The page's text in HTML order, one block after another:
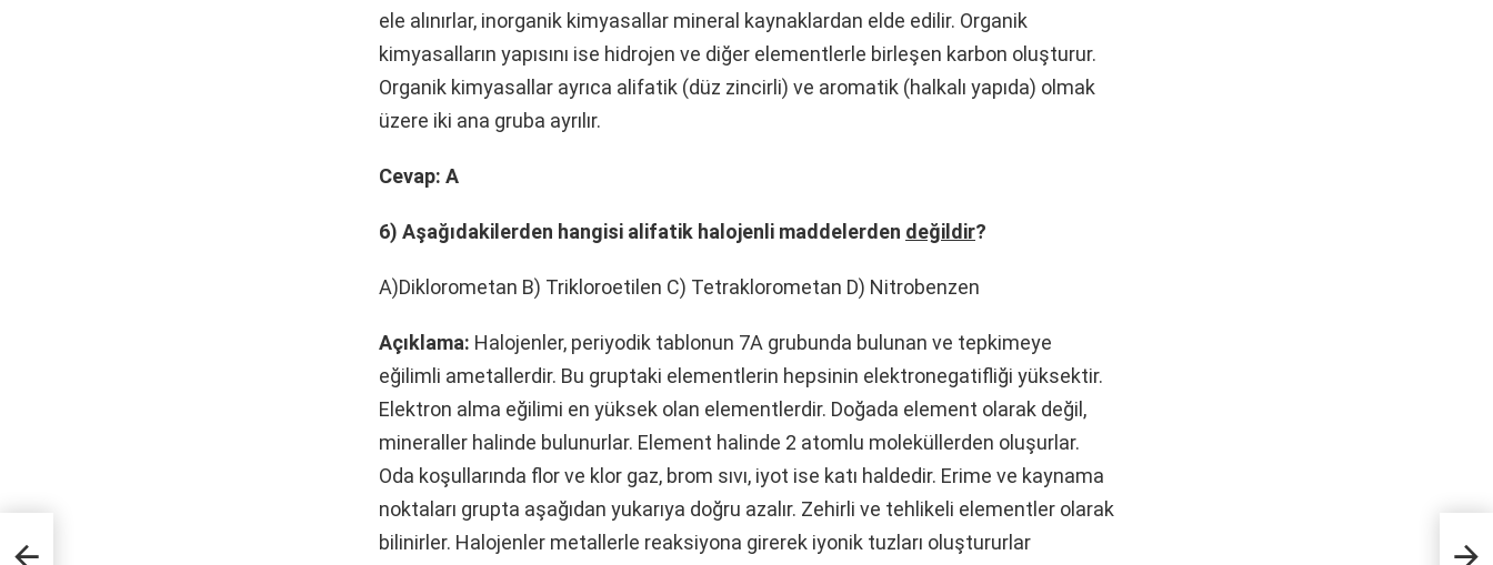
ele alınırlar, inorganik kimyasallar mineral kaynaklardan elde edilir. Organik
kimyasalların yapısını ise hidrojen ve diğer elementlerle birleşen karbon oluşturur.
Organik kimyasallar ayrıca alifatik (düz zincirli) ve aromatik (halkalı yapıda) olmak
üzere iki ana gruba ayrılır.
Cevap: A
6) Aşağıdakilerden hangisi alifatik halojenli maddelerden değildir?
A)Diklorometan B) Trikloroetilen C) Tetraklorometan D) Nitrobenzen
Açıklama: Halojenler, periyodik tablonun 7A grubunda bulunan ve tepkimeye
eğilimli ametallerdir. Bu gruptaki elementlerin hepsinin elektronegatifliği yüksektir.
Elektron alma eğilimi en yüksek olan elementlerdir. Doğada element olarak değil,
mineraller halinde bulunurlar. Element halinde 2 atomlu moleküllerden oluşurlar.
Oda koşullarında flor ve klor gaz, brom sıvı, iyot ise katı haldedir. Erime ve kaynama
noktaları grupta aşağıdan yukarıya doğru azalır. Zehirli ve tehlikeli elementler olarak
bilinirler. Halojenler metallerle reaksiyona girerek iyonik tuzları oluştururlar